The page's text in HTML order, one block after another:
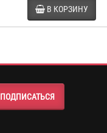
В КОРЗИНУ
ПОДПИСАТЬСЯ